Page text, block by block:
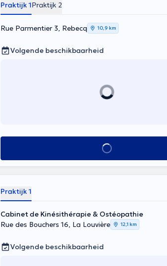
Praktijk 1Praktijk 2
Rue Parmentier 3, Rebecq 10,9 km
Volgende beschikbaarheid
Alles zien
Praktijk 1
Cabinet de Kinésithérapie & Ostéopathie
Rue des Bouchers 16, La Louvière
12,1 km
Volgende beschikbaarheid